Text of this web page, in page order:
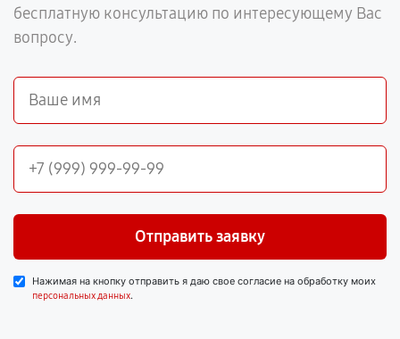
бесплатную консультацию по интересующему Вас
вопросу.
Отправить заявку
Нажимая на кнопку отправить я даю свое согласие на обработку моих
персональных данных.